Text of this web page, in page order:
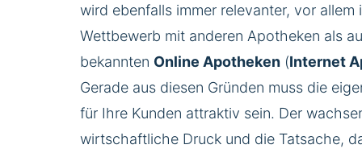
wird ebenfalls immer relevanter, vor allem
Wettbewerb mit anderen Apotheken als
bekannten Online Apotheken(Internet
Gerade aus diesen Gründen muss die
für Ihre Kunden attraktiv sein. Der
wirtschaftliche Druck und die Tatsache,